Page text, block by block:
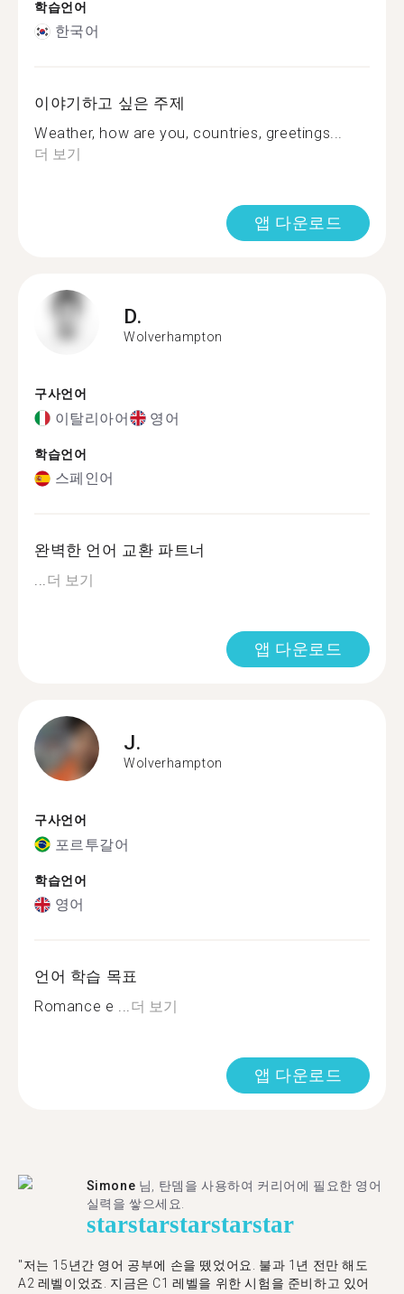
학습언어
한국어
이야기하고 싶은 주제
Weather, how are you, countries, greetings...
더 보기
앱 다운로드
D.
Wolverhampton
구사언어
이탈리아어 영어
학습언어
스페인어
완벽한 언어 교환 파트너
...더 보기
앱 다운로드
J.
Wolverhampton
구사언어
포르투갈어
학습언어
영어
언어 학습 목표
Romance e ...더 보기
앱 다운로드
Simone 님, 탄뎀을 사용하여 커리어에 필요한 영어
실력을 쌓으세요.
starstarstarstarstar
"저는 15년간 영어 공부에 손을 뗐었어요. 불과 1년 전만 해도
A2 레벨이었죠. 지금은 C1 레벨을 위한 시험을 준비하고 있어